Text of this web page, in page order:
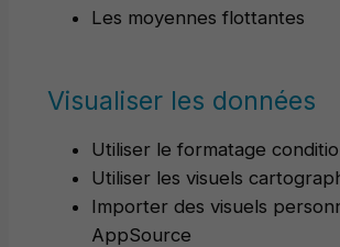
Les moyennes flottantes
Visualiser les données
Utiliser le formatage
Utiliser les visuels
Importer des visuels
AppSource